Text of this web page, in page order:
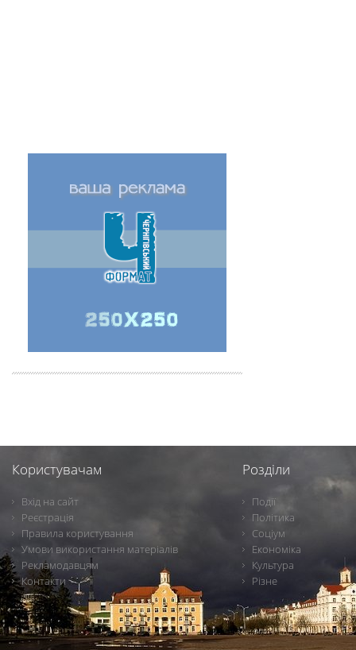
Користувачам
Вхід на сайт
Реєстрація
Правила користування
Умови використання матеріалів
Рекламодавцям
Контакти
Розділи
Події
Політика
Соціум
Економіка
Культура
Різне